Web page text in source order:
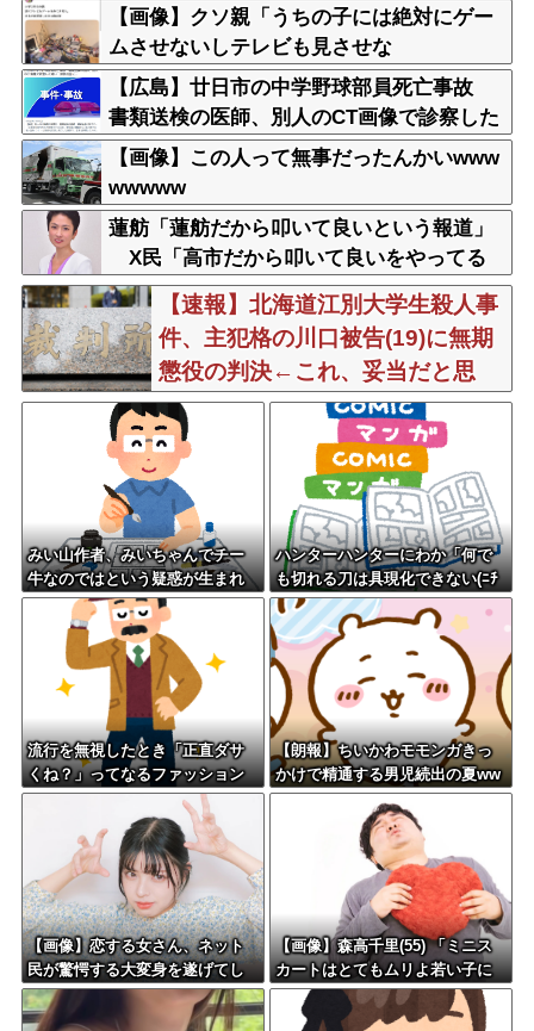
【画像】クソ親「うちの子には絶対にゲー
ムさせないしテレビも見させな
い！！！！！」
【広島】廿日市の中学野球部員死亡事故
書類送検の医師、別人のCT画像で診察した
疑い 頭部出血に気づかなかった可能性
【画像】この人って無事だったんかいwww
wwwww
蓮舫「蓮舫だから叩いて良いという報道」
X民「高市だから叩いて良いをやってる
のがお前だろ」
【速報】北海道江別大学生殺人事
件、主犯格の川口被告(19)に無期
懲役の判決←これ、妥当だと思
う？？？？？？
みい山作者、みいちゃんでチー
牛なのではという疑惑が生まれ
るｗｗｗｗｗｗｗ
ハンターハンターにわか「何で
も切れる刀は具現化できない(ﾆﾁ
ｯ」←これ
流行を無視したとき「正直ダサ
くね？」ってなるファッション
上げてけ
【朗報】ちいかわモモンガきっ
かけで精通する男児続出の夏ww
www
【画像】恋する女さん、ネット
民が驚愕する大変身を遂げてし
まう←コレは凄過ぎるw w w w
w w w w
【画像】森高千里(55) 「ミニス
カートはとてもムリよ若い子に
は負けるわ」←ワイらにはブッ
刺さりまくってしまうw w w w